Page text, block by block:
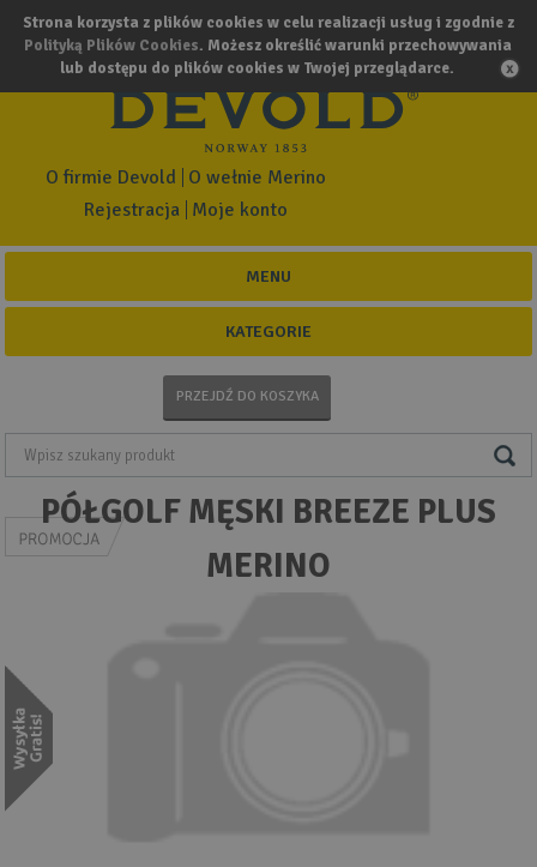
Strona korzysta z plików cookies w celu realizacji usług i zgodnie z
Polityką Plików Cookies. Możesz określić warunki przechowywania
lub dostępu do plików cookies w Twojej przeglądarce.
Rejestracja Moje konto
O firmie Devold O wełnie Merino
MENU
KATEGORIE
PRZEJDŹ DO KOSZYKA
PÓŁGOLF MĘSKI BREEZE PLUS
MERINO